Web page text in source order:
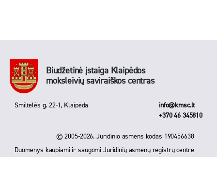
Biudžetinė įstaiga Klaipėdos
moksleivių saviraiškos centras
Smiltelės g. 22-1, Klaipėda
info@kmsc.lt
+370 46 345810
© 2005-2026. Juridinio asmens kodas 190456638
Duomenys kaupiami ir saugomi Juridinių asmenų registrų centre